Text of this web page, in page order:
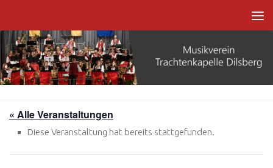
« Alle Veranstaltungen
Diese Veranstaltung hat bereits stattgefunden.